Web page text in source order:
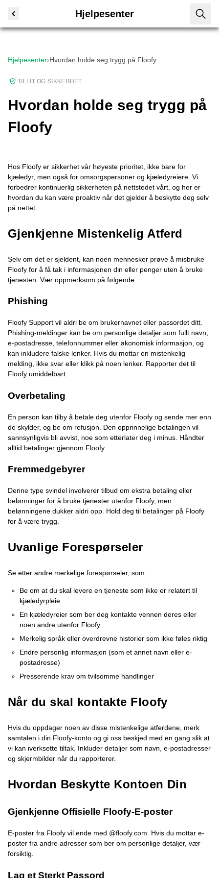
Hjelpesenter
Hjelpesenter›Hvordan holde seg trygg på Floofy
TILLIT OG SIKKERHET
Hvordan holde seg trygg på
Floofy
Hos Floofy er sikkerhet vår høyeste prioritet, ikke bare for
kjæledyr, men også for omsorgspersoner og kjæledyreiere. Vi
forbedrer kontinuerlig sikkerheten på nettstedet vårt, og her er
hvordan du kan være proaktiv når det gjelder å beskytte deg selv
på nettet.
Gjenkjenne Mistenkelig Atferd
Selv om det er sjeldent, kan noen mennesker prøve å misbruke
Floofy for å få tak i informasjonen din eller penger uten å bruke
tjenesten. Vær oppmerksom på følgende
Phishing
Floofy Support vil aldri be om brukernavnet eller passordet ditt.
Phishing-meldinger kan be om personlige detaljer som fullt navn,
e-postadresse, telefonnummer eller økonomisk informasjon, og
kan inkludere falske lenker. Hvis du mottar en mistenkelig
melding, ikke svar eller klikk på noen lenker. Rapporter det til
Floofy umiddelbart.
Overbetaling
En person kan tilby å betale deg utenfor Floofy og sende mer enn
de skylder, og be om refusjon. Den opprinnelige betalingen vil
sannsynligvis bli avvist, noe som etterlater deg i minus. Håndter
alltid betalinger gjennom Floofy.
Fremmedgebyrer
Denne type svindel involverer tilbud om ekstra betaling eller
belønninger for å bruke tjenester utenfor Floofy, men
belønningene dukker aldri opp. Hold deg til betalinger på Floofy
for å være trygg.
Uvanlige Forespørseler
Se etter andre merkelige forespørseler, som:
Be om at du skal levere en tjeneste som ikke er relatert til
kjæledyrpleie
En kjæledyreier som ber deg kontakte vennen deres eller
noen andre utenfor Floofy
Merkelig språk eller overdrevne historier som ikke føles riktig
Endre personlig informasjon (som et annet navn eller e-
postadresse)
Presserende krav om tvilsomme handlinger
Når du skal kontakte Floofy
Hvis du oppdager noen av disse mistenkelige atferdene, merk
samtalen i din Floofy-konto og gi oss beskjed med en gang slik at
vi kan iverksette tiltak. Inkluder detaljer som navn, e-postadresser
og skjermbilder når du rapporterer.
Hvordan Beskytte Kontoen Din
Gjenkjenne Offisielle Floofy-E-poster
E-poster fra Floofy vil ende med @floofy.com. Hvis du mottar e-
poster fra andre adresser som ber om personlige detaljer, vær
forsiktig.
Lag et Sterkt Passord